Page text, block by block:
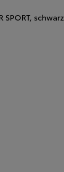
schwarz